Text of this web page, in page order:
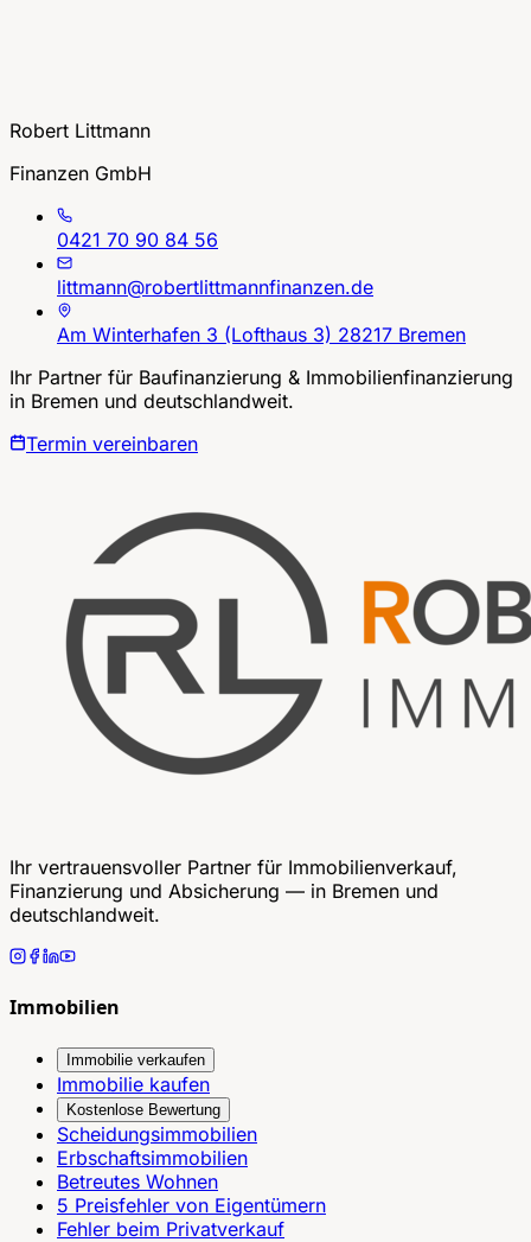
Robert Littmann
Finanzen GmbH
0421 70 90 84 56
littmann@robertlittmannfinanzen.de
Am Winterhafen 3 (Lofthaus 3) 28217 Bremen
Ihr Partner für Baufinanzierung & Immobilienfinanzierung
in Bremen und deutschlandweit.
Termin vereinbaren
Ihr vertrauensvoller Partner für Immobilienverkauf,
Finanzierung und Absicherung — in Bremen und
deutschlandweit.
Immobilien
Immobilie verkaufen
Immobilie kaufen
Kostenlose Bewertung
Scheidungsimmobilien
Erbschaftsimmobilien
Betreutes Wohnen
5 Preisfehler von Eigentümern
Fehler beim Privatverkauf